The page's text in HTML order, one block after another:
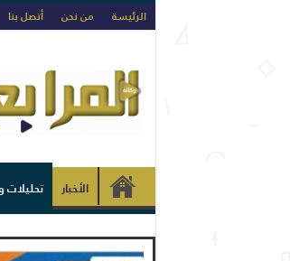
الرئيسة من نحن أتصل بنا
الأخبار تحليلات